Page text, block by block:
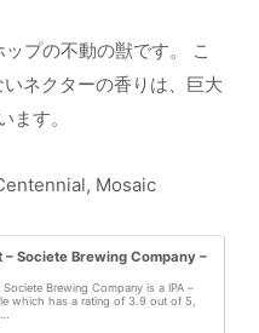
プの不動の獣です。 こ
ネクターの香りは、巨大
ます。
Mosaic
– Societe Brewing Company –
Brewing Company is a IPA –
which has a rating of 3.9 out of 5,